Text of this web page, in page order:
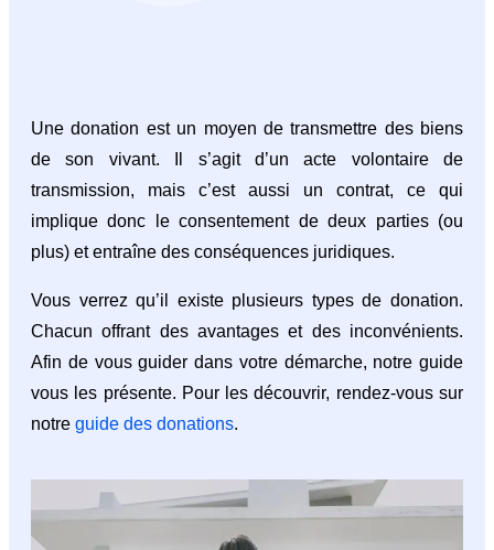
Une donation est un moyen de transmettre des biens
de son vivant. Il s’agit d’un acte volontaire de
transmission, mais c’est aussi un contrat, ce qui
implique donc le consentement de deux parties (ou
plus) et entraîne des conséquences juridiques.
Vous verrez qu’il existe plusieurs types de donation.
Chacun offrant des avantages et des inconvénients.
Afin de vous guider dans votre démarche, notre guide
vous les présente. Pour les découvrir, rendez-vous sur
notre guide des donations.